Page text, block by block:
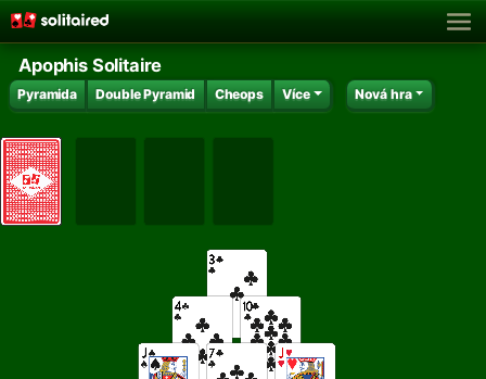
Apophis Solitaire
Pyramida Double Pyramid Cheops Více Nová hra